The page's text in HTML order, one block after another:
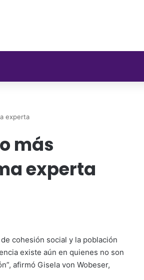
experta
más
experta
cohesión social y la población
existe aún en quienes no son
afirmó Gisela von Wobeser,